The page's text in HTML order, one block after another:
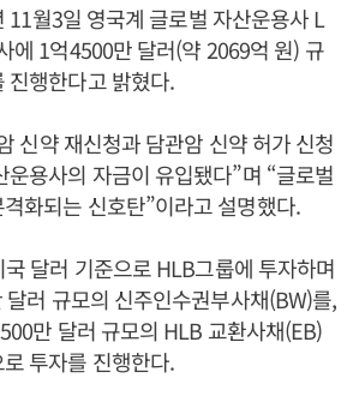
11월3일 영국계 글로벌 자산운용사 L
에 1억4500만 달러(약 2069억 원) 규
진행한다고 밝혔다.
신약 재신청과 담관암 신약 허가 신청
운용사의 자금이 유입됐다”며 “글로벌
화되는 신호탄”이라고 설명했다.
달러 기준으로 HLB그룹에 투자하며
러 규모의 신주인수권부사채(BW)를,
만 달러 규모의 HLB 교환사채(EB)
투자를 진행한다.